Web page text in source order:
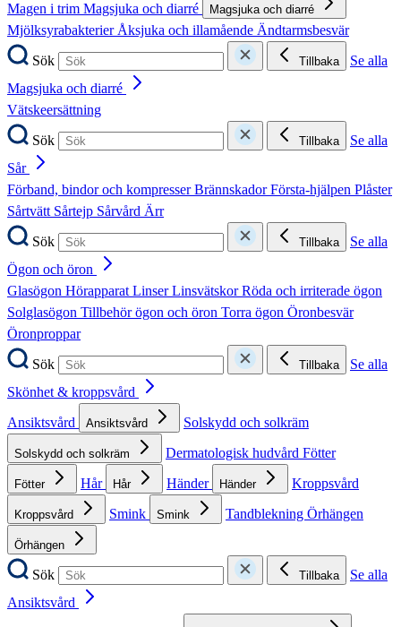
Magen i trim Magsjuka och diarré Magsjuka och diarré
MjölksyrabakterierÅksjuka och illamående Ändtarmsbesvär
Sök
Tillbaka
Se alla
Magsjuka och diarré
Vätskeersättning
Sök
Tillbaka
Se alla
Sår
Förband, bindor och kompresserBrännskadorFörsta-hjälpen Plåster
Sårtvätt Sårtejp Sårvård Ärr
Sök
Tillbaka
Se alla
Ögon och öron
Glasögon HörapparatLinserLinsvätskorRöda och irriterade ögon
Solglasögon Tillbehör ögon och öron Torra ögon Öronbesvär
Öronproppar
Sök
Tillbaka
Se alla
Skönhet & kroppsvård
Ansiktsvård
Ansiktsvård Solskydd och solkräm
Solskydd och solkräm Dermatologisk hudvård Fötter
Fötter Hår Hår Händer Händer Kroppsvård
Kroppsvård Smink Smink Tandblekning Örhängen
Örhängen
Sök Tillbaka
Se alla
Ansiktsvård